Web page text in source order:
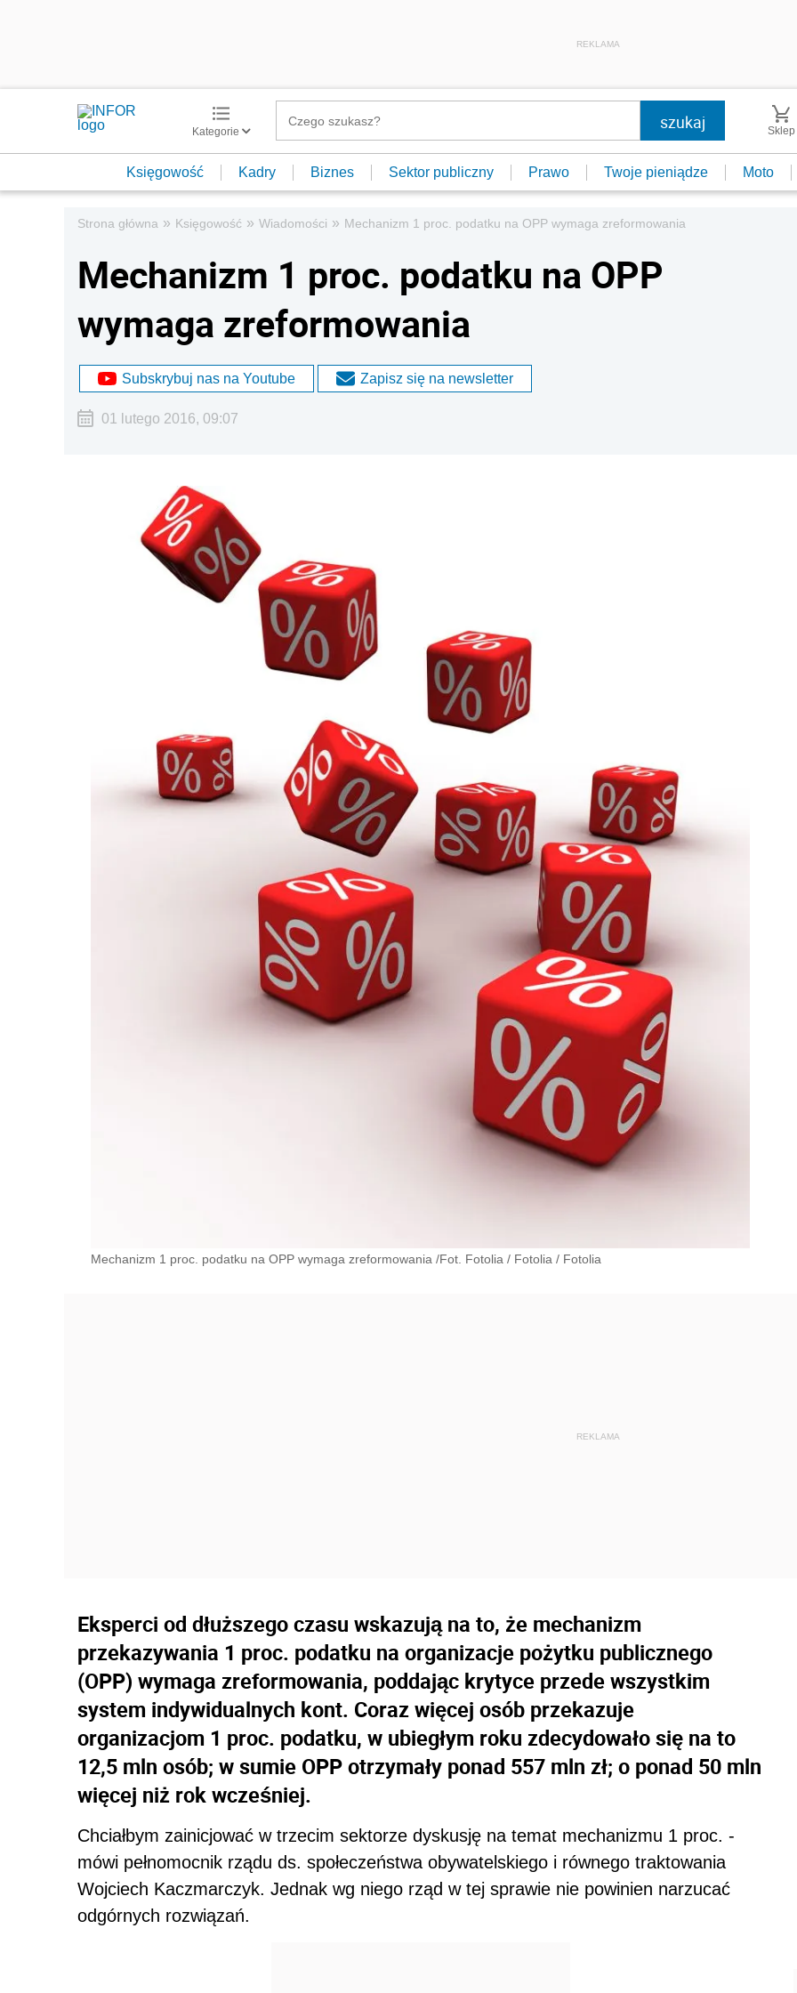
REKLAMA
Kategorie Sklep
Księgowość Kadry Biznes Sektor publiczny Prawo Twoje pieniądze Moto
Strona główna » Księgowość » Wiadomości » Mechanizm 1 proc. podatku na OPP wymaga zreformowania
Mechanizm 1 proc. podatku na OPP
wymaga zreformowania
Subskrybuj nas na Youtube Zapisz się na newsletter
01 lutego 2016, 09:07
Mechanizm 1 proc. podatku na OPP wymaga zreformowania /Fot. Fotolia / Fotolia / Fotolia
Eksperci od dłuższego czasu wskazują na to, że mechanizm
przekazywania 1 proc. podatku na organizacje pożytku publicznego
(OPP) wymaga zreformowania, poddając krytyce przede wszystkim
system indywidualnych kont. Coraz więcej osób przekazuje
organizacjom 1 proc. podatku, w ubiegłym roku zdecydowało się na to
12,5 mln osób; w sumie OPP otrzymały ponad 557 mln zł; o ponad 50 mln
więcej niż rok wcześniej.
Chciałbym zainicjować w trzecim sektorze dyskusję na temat mechanizmu 1 proc. -
mówi pełnomocnik rządu ds. społeczeństwa obywatelskiego i równego traktowania
Wojciech Kaczmarczyk. Jednak wg niego rząd w tej sprawie nie powinien narzucać
odgórnych rozwiązań.